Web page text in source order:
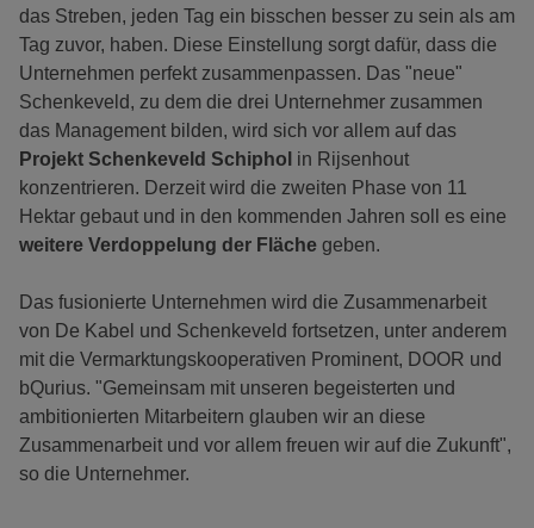
das Streben, jeden Tag ein bisschen besser zu sein als am
Tag zuvor, haben. Diese Einstellung sorgt dafür, dass die
Unternehmen perfekt zusammenpassen. Das "neue"
Schenkeveld, zu dem die drei Unternehmer zusammen
das Management bilden, wird sich vor allem auf das
Projekt Schenkeveld Schiphol in Rijsenhout
konzentrieren. Derzeit wird die zweiten Phase von 11
Hektar gebaut und in den kommenden Jahren soll es eine
weitere Verdoppelung der Fläche geben.
Das fusionierte Unternehmen wird die Zusammenarbeit
von De Kabel und Schenkeveld fortsetzen, unter anderem
mit die Vermarktungskooperativen Prominent, DOOR und
bQurius. "Gemeinsam mit unseren begeisterten und
ambitionierten Mitarbeitern glauben wir an diese
Zusammenarbeit und vor allem freuen wir auf die Zukunft",
so die Unternehmer.